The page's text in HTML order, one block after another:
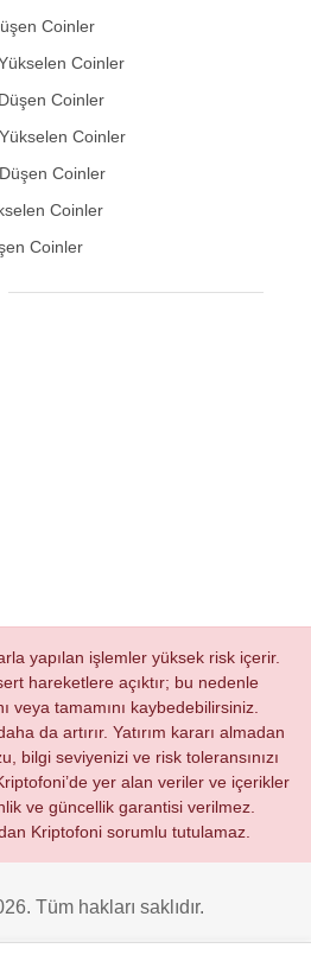
Coinler
Coinler
Coinler
Coinler
Coinler
Coinler
Coinler
yapılan işlemler yüksek risk içerir.
hareketlere açıktır; bu nedenle
veya tamamını kaybedebilirsiniz.
da artırır. Yatırım kararı almadan
bilgi seviyenizi ve risk toleransınızı
yer alan veriler ve içerikler
ve güncellik garantisi verilmez.
Kriptofoni sorumlu tutulamaz.
Tüm hakları saklıdır.